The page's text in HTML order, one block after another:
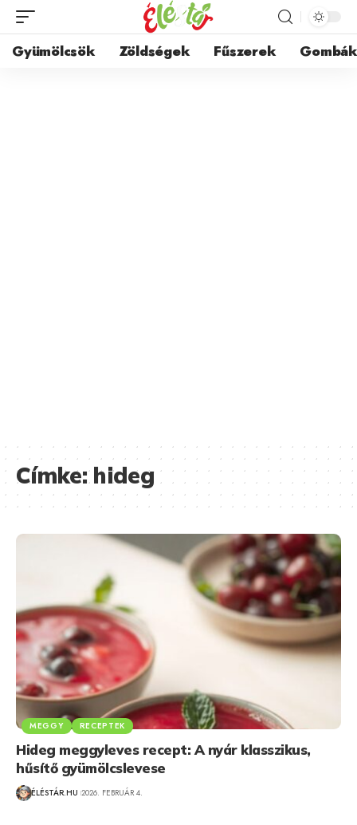
Gyümölcsök Zöldségek Fűszerek Gombák
Címke:hideg
MEGGY RECEPTEK
Hideg meggyleves recept: A nyár klasszikus,
hűsítő gyümölcslevese
ÉLÉSTÁR.HU 2026. FEBRUÁR 4.